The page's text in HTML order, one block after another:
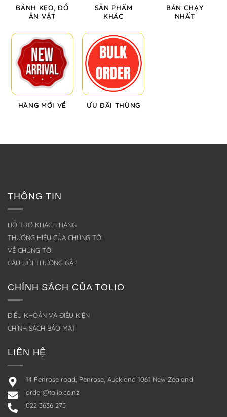
BÁNH KẸO, ĐỒ
ĂN VẶT
SẢN PHẨM
KHÁC
BÁN CHẠY
NHẤT
HÀNG MỚI VỀ ƯU ĐÃI THÙNG
THÔNG TIN
HỖ TRỢ KHÁCH HÀNG
THƯƠNG HIỆU CỦA CHÚNG TÔI
VỀ CHÚNG TÔI
CÂU HỎI THƯỜNG GẶP
CHÍNH SÁCH CỦA TOLIO
ĐIỀU KHOẢN VÀ ĐIỀU KIỆN
CHÍNH SÁCH BẢO MẬT
LIÊN HỆ
14 Penrose road, Penrose, Auckland 1061 New Zealand
order@tolio.co.nz
022 3636 275